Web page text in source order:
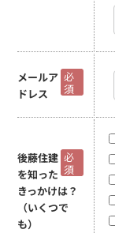
必
須
メールア
ドレス
必
須
後藤住建
を知った
きっかけは？
（いくつで
も）